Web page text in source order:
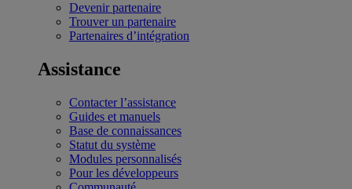
Devenir partenaire
Trouver un partenaire
Partenaires d’intégration
Assistance
Contacter l’assistance
Guides et manuels
Base de connaissances
Statut du système
Modules personnalisés
Pour les développeurs